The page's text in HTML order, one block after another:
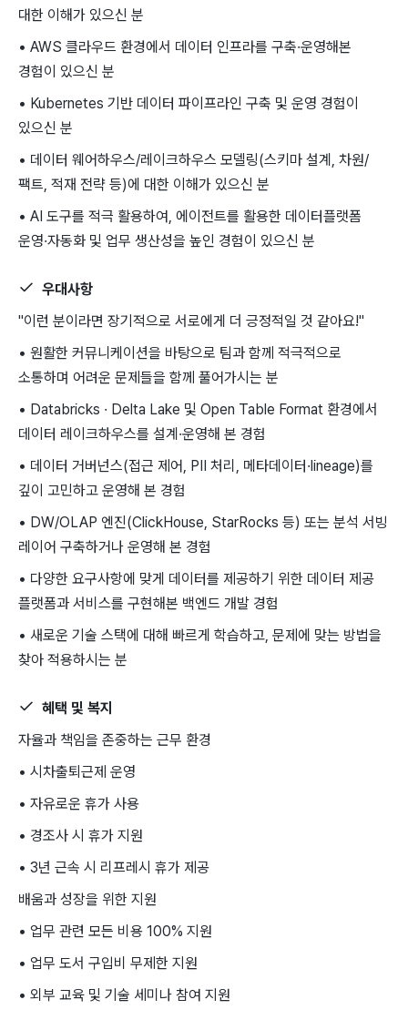
대한 이해가 있으신 분
• AWS 클라우드 환경에서 데이터 인프라를 구축·운영해본
경험이 있으신 분
• Kubernetes 기반 데이터 파이프라인 구축 및 운영 경험이
있으신 분
• 데이터 웨어하우스/레이크하우스 모델링(스키마 설계, 차원/
팩트, 적재 전략 등)에 대한 이해가 있으신 분
• AI 도구를 적극 활용하여, 에이전트를 활용한 데이터플랫폼
운영·자동화 및 업무 생산성을 높인 경험이 있으신 분
우대사항
"이런 분이라면 장기적으로 서로에게 더 긍정적일 것 같아요!"
• 원활한 커뮤니케이션을 바탕으로 팀과 함께 적극적으로
소통하며 어려운 문제들을 함께 풀어가시는 분
• Databricks · Delta Lake 및 Open Table Format 환경에서
데이터 레이크하우스를 설계·운영해 본 경험
• 데이터 거버넌스(접근 제어, PII 처리, 메타데이터·lineage)를
깊이 고민하고 운영해 본 경험
• DW/OLAP 엔진(ClickHouse, StarRocks 등) 또는 분석 서빙
레이어 구축하거나 운영해 본 경험
• 다양한 요구사항에 맞게 데이터를 제공하기 위한 데이터 제공
플랫폼과 서비스를 구현해본 백엔드 개발 경험
• 새로운 기술 스택에 대해 빠르게 학습하고, 문제에 맞는 방법을
찾아 적용하시는 분
혜택 및 복지
자율과 책임을 존중하는 근무 환경
• 시차출퇴근제 운영
• 자유로운 휴가 사용
• 경조사 시 휴가 지원
• 3년 근속 시 리프레시 휴가 제공
배움과 성장을 위한 지원
• 업무 관련 모든 비용 100% 지원
• 업무 도서 구입비 무제한 지원
• 외부 교육 및 기술 세미나 참여 지원